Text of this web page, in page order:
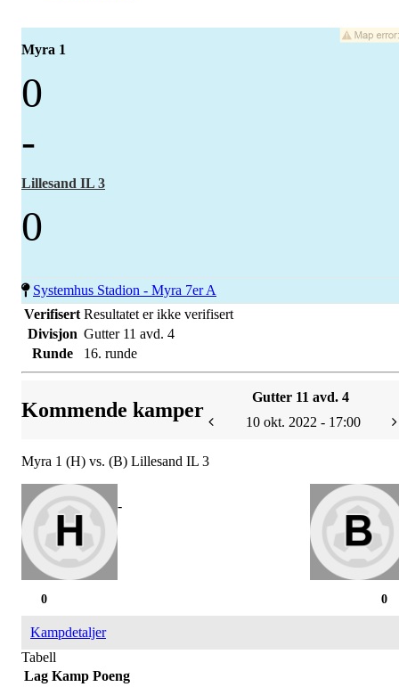
Myra 1
0
-
Lillesand IL 3
0
Systemhus Stadion - Myra 7er A
Verifisert Resultatet er ikke verifisert
Divisjon Gutter 11 avd. 4
Runde
16. runde
Kommende kamper
Gutter 11 avd. 4
10 okt. 2022 - 17:00
Myra 1 (H) vs. (B) Lillesand IL 3
-
0
0
Kampdetaljer
Tabell
Lag Kamp Poeng